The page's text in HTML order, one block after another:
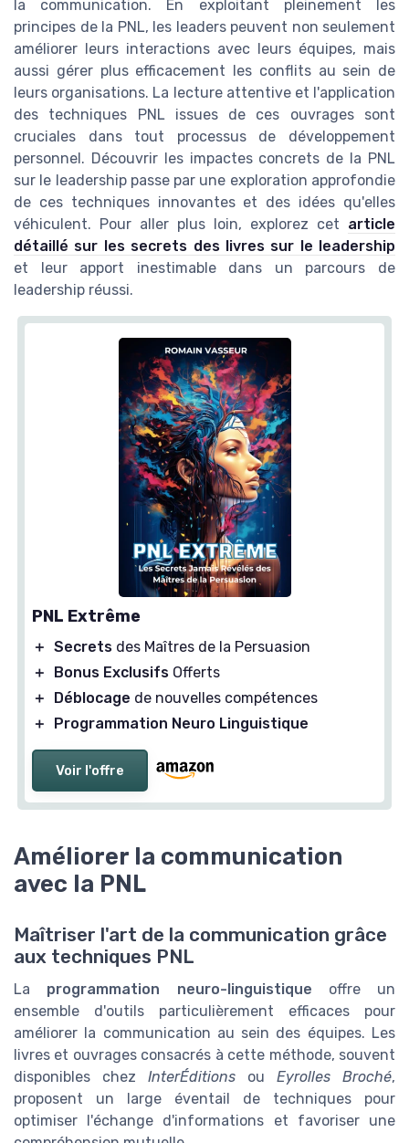
la communication. En exploitant pleinement les
principes de la PNL, les leaders peuvent non seulement
améliorer leurs interactions avec leurs équipes, mais
aussi gérer plus efficacement les conflits au sein de
leurs organisations. La lecture attentive et l'application
des techniques PNL issues de ces ouvrages sont
cruciales dans tout processus de développement
personnel. Découvrir les impactes concrets de la PNL
sur le leadership passe par une exploration approfondie
de ces techniques innovantes et des idées qu'elles
véhiculent. Pour aller plus loin, explorez cet article
détaillé sur les secrets des livres sur le leadership
et leur apport inestimable dans un parcours de
leadership réussi.
PNL Extrême
＋ Secrets des Maîtres de la Persuasion
＋
Bonus Exclusifs Offerts
＋
Déblocage de nouvelles compétences
＋
Programmation Neuro Linguistique
Voir l'offre
Améliorer la communication
avec la PNL
Maîtriser l'art de la communication grâce
aux techniques PNL
La programmation neuro-linguistique offre un
ensemble d'outils particulièrement efficaces pour
améliorer la communication au sein des équipes. Les
livres et ouvrages consacrés à cette méthode, souvent
disponibles chez InterÉditions ou Eyrolles Broché,
proposent un large éventail de techniques pour
optimiser l'échange d'informations et favoriser une